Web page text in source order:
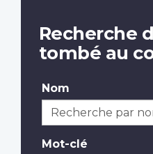
Recherche
tombé au
Nom
Mot-clé